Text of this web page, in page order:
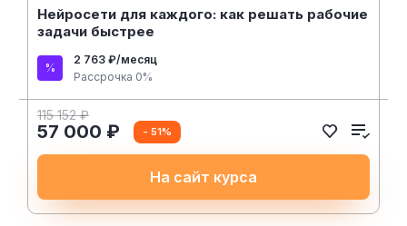
Нейросети для каждого: как решать рабочие
задачи быстрее
2 763 ₽/месяц
Рассрочка 0%
115 152 ₽
57 000 ₽ - 51%
На сайт курса